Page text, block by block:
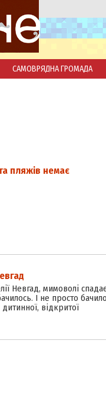
САМОВРЯДНА ГРОМАДА
пляжів немає
Невгад, мимоволі
І не просто
відкритої